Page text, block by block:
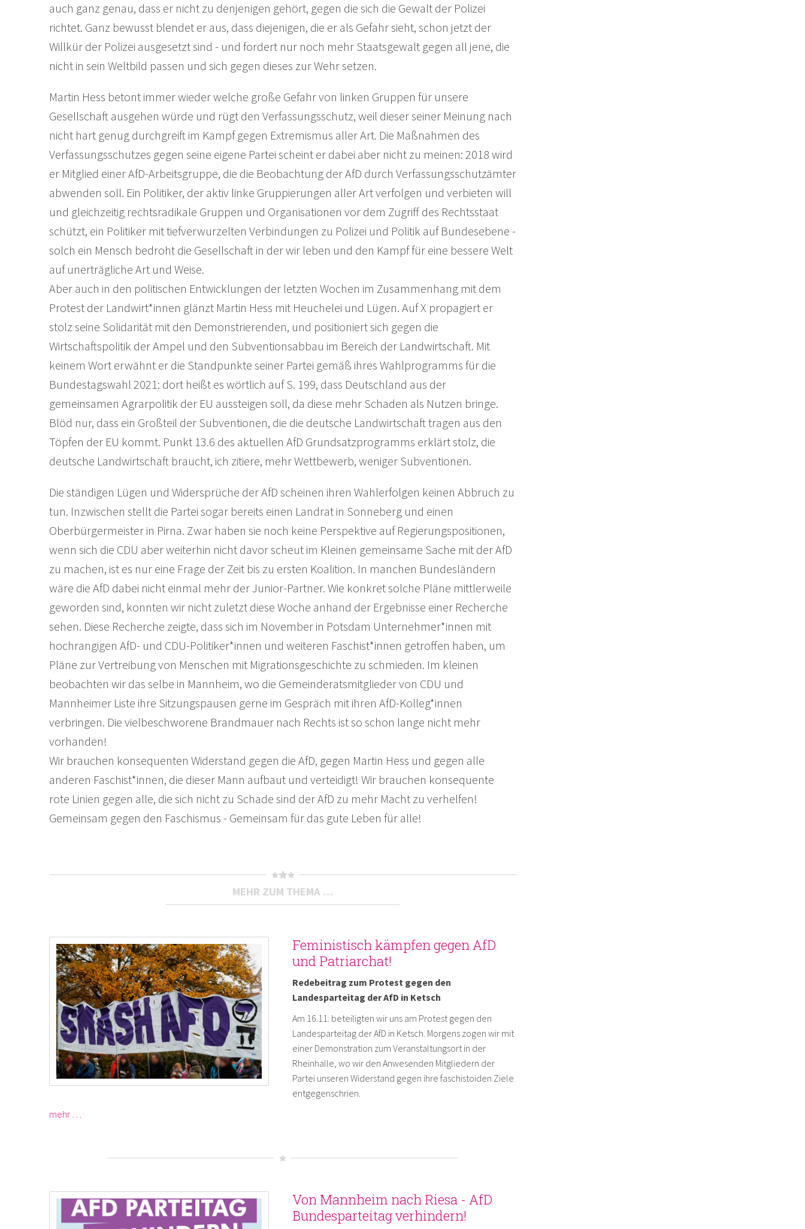
auch ganz genau, dass er nicht zu denjenigen gehört, gegen die sich die Gewalt der Polizei
richtet. Ganz bewusst blendet er aus, dass diejenigen, die er als Gefahr sieht, schon jetzt der
Willkür der Polizei ausgesetzt sind - und fordert nur noch mehr Staatsgewalt gegen all jene, die
nicht in sein Weltbild passen und sich gegen dieses zur Wehr setzen.
Martin Hess betont immer wieder welche große Gefahr von linken Gruppen für unsere
Gesellschaft ausgehen würde und rügt den Verfassungsschutz, weil dieser seiner Meinung nach
nicht hart genug durchgreift im Kampf gegen Extremismus aller Art. Die Maßnahmen des
Verfassungsschutzes gegen seine eigene Partei scheint er dabei aber nicht zu meinen: 2018 wird
er Mitglied einer AfD-Arbeitsgruppe, die die Beobachtung der AfD durch Verfassungsschutzämter
abwenden soll. Ein Politiker, der aktiv linke Gruppierungen aller Art verfolgen und verbieten will
und gleichzeitig rechtsradikale Gruppen und Organisationen vor dem Zugriff des Rechtsstaat
schützt, ein Politiker mit tiefverwurzelten Verbindungen zu Polizei und Politik auf Bundesebene -
solch ein Mensch bedroht die Gesellschaft in der wir leben und den Kampf für eine bessere Welt
auf unerträgliche Art und Weise.
Aber auch in den politischen Entwicklungen der letzten Wochen im Zusammenhang mit dem
Protest der Landwirt*innen glänzt Martin Hess mit Heuchelei und Lügen. Auf X propagiert er
stolz seine Solidarität mit den Demonstrierenden, und positioniert sich gegen die
Wirtschaftspolitik der Ampel und den Subventionsabbau im Bereich der Landwirtschaft. Mit
keinem Wort erwähnt er die Standpunkte seiner Partei gemäß ihres Wahlprogramms für die
Bundestagswahl 2021: dort heißt es wörtlich auf S. 199, dass Deutschland aus der
gemeinsamen Agrarpolitik der EU aussteigen soll, da diese mehr Schaden als Nutzen bringe.
Blöd nur, dass ein Großteil der Subventionen, die die deutsche Landwirtschaft tragen aus den
Töpfen der EU kommt. Punkt 13.6 des aktuellen AfD Grundsatzprogramms erklärt stolz, die
deutsche Landwirtschaft braucht, ich zitiere, mehr Wettbewerb, weniger Subventionen.
Die ständigen Lügen und Widersprüche der AfD scheinen ihren Wahlerfolgen keinen Abbruch zu
tun. Inzwischen stellt die Partei sogar bereits einen Landrat in Sonneberg und einen
Oberbürgermeister in Pirna. Zwar haben sie noch keine Perspektive auf Regierungspositionen,
wenn sich die CDU aber weiterhin nicht davor scheut im Kleinen gemeinsame Sache mit der AfD
zu machen, ist es nur eine Frage der Zeit bis zu ersten Koalition. In manchen Bundesländern
wäre die AfD dabei nicht einmal mehr der Junior-Partner. Wie konkret solche Pläne mittlerweile
geworden sind, konnten wir nicht zuletzt diese Woche anhand der Ergebnisse einer Recherche
sehen. Diese Recherche zeigte, dass sich im November in Potsdam Unternehmer*innen mit
hochrangigen AfD- und CDU-Politiker*innen und weiteren Faschist*innen getroffen haben, um
Pläne zur Vertreibung von Menschen mit Migrationsgeschichte zu schmieden. Im kleinen
beobachten wir das selbe in Mannheim, wo die Gemeinderatsmitglieder von CDU und
Mannheimer Liste ihre Sitzungspausen gerne im Gespräch mit ihren AfD-Kolleg*innen
verbringen. Die vielbeschworene Brandmauer nach Rechts ist so schon lange nicht mehr
vorhanden!
Wir brauchen konsequenten Widerstand gegen die AfD, gegen Martin Hess und gegen alle
anderen Faschist*innen, die dieser Mann aufbaut und verteidigt! Wir brauchen konsequente
rote Linien gegen alle, die sich nicht zu Schade sind der AfD zu mehr Macht zu verhelfen!
Gemeinsam gegen den Faschismus - Gemeinsam für das gute Leben für alle!
MEHR ZUM THEMA …
Feministisch kämpfen gegen AfD
und Patriarchat!
Redebeitrag zum Protest gegen den
Landesparteitag der AfD in Ketsch
Am 16.11. beteiligten wir uns am Protest gegen den
Landesparteitag der AfD in Ketsch. Morgens zogen wir mit
einer Demonstration zum Veranstaltungsort in der
Rheinhalle, wo wir den Anwesenden Mitgliedern der
Partei unseren Widerstand gegen ihre faschistoiden Ziele
entgegenschrien.
mehr …
Von Mannheim nach Riesa - AfD
Bundesparteitag verhindern!